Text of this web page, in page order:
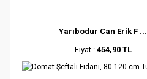
Yarıbodur Can Erik F ...
Fiyat : 454,90 TL